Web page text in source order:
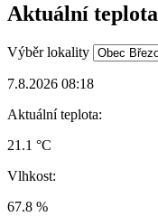
Aktuální teplota
Výběr lokality
7.8.2026 08:18
Aktuální teplota:
21.1 °C
Vlhkost:
67.8 %